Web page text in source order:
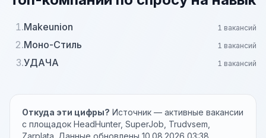
1.Makeunion 1 вакансий
2.Моно-Стиль 1 вакансий
3.УДАЧА 1 вакансий
Откуда эти цифры? Источник — активные вакансии
с площадок HeadHunter, SuperJob, Trudvsem,
Zarplata. Данные обновлены 10.08.2026 03:38.